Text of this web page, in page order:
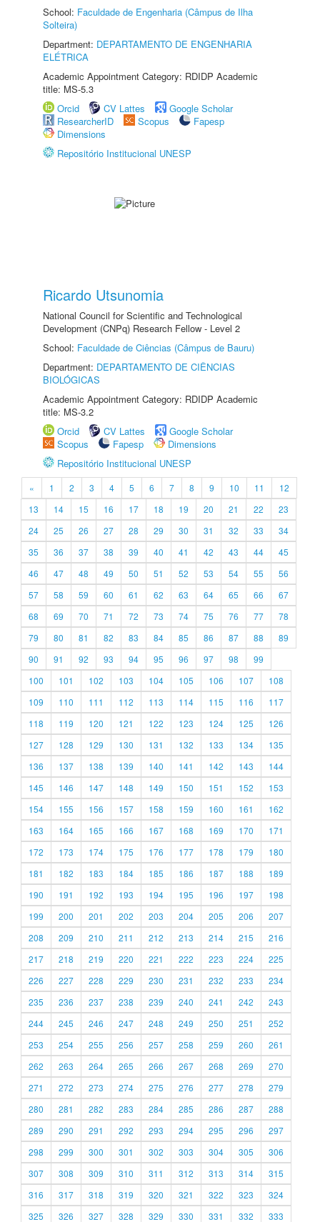
School: Faculdade de Engenharia (Câmpus de Ilha
Solteira)
Department: DEPARTAMENTO DE ENGENHARIA
ELÉTRICA
Academic Appointment Category: RDIDP Academic
title: MS-5.3
Orcid
CV Lattes
Google Scholar
ResearcherID
Scopus
Fapesp
Dimensions
Repositório Institucional UNESP
Ricardo Utsunomia
National Council for Scientific and Technological
Development (CNPq) Research Fellow - Level 2
School: Faculdade de Ciências (Câmpus de Bauru)
Department: DEPARTAMENTO DE CIÊNCIAS
BIOLÓGICAS
Academic Appointment Category: RDIDP Academic
title: MS-3.2
Orcid
CV Lattes
Google Scholar
Scopus
Fapesp
Dimensions
Repositório Institucional UNESP
« 1 2 3 4 5 6 7 8 9 10 11
12
13
14 15 16 17 18 19 20 21 22
23
24
25 26 27 28 29 30 31 32 33
34
35
36 37 38 39 40 41 42 43 44
45
46
47 48 49 50 51 52 53 54 55
56
57
58 59 60 61 62 63 64 65 66
67
68
69 70 71 72 73 74 75 76 77
78
79
80 81 82 83 84 85 86 87 88
89
90
91 92 93 94 95 96 97 98
99
100
101 102 103 104 105 106 107
108
109
110 111 112 113 114 115 116
117
118
119 120 121 122 123 124 125
126
127
128 129 130 131 132 133 134
135
136
137 138 139 140 141 142 143
144
145
146 147 148 149 150 151 152
153
154
155 156 157 158 159 160 161
162
163
164 165 166 167 168 169 170
171
172
173 174 175 176 177 178 179
180
181
182 183 184 185 186 187 188
189
190
191 192 193 194 195 196 197
198
199
200 201 202 203 204 205 206
207
208
209 210 211 212 213 214 215
216
217
218 219 220 221 222 223 224
225
226
227 228 229 230 231 232 233
234
235
236 237 238 239 240 241 242
243
244
245 246 247 248 249 250 251
252
253
254 255 256 257 258 259 260
261
262
263 264 265 266 267 268 269
270
271
272 273 274 275 276 277 278
279
280
281 282 283 284 285 286 287
288
289
290 291 292 293 294 295 296
297
298
299 300 301 302 303 304 305
306
307
308 309 310 311 312 313 314
315
316
317 318 319 320 321 322 323
324
325
326 327 328 329 330 331 332 333